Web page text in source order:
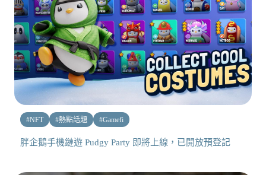
#NFT #熱點話題 #Gamefi
胖企鵝手機鏈遊 Pudgy Party 即將上線，已開放預登記